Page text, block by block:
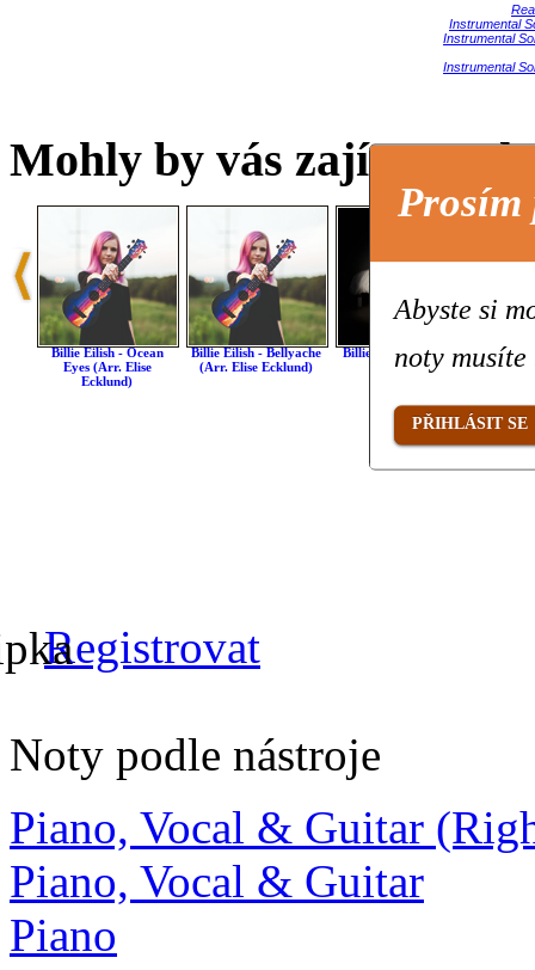
Instrumental
Instrumental
Instrumental
Mohly by vás zajímat
Billie Eilish - Ocean
Eyes (arr. Elise
Ecklund)
Billie Eilish - Bellyache
(arr. Elise Ecklund)
Billie Eilish - Bad Guy Billie
Registrovat
Noty podle nástroje
Piano, Vocal & Guitar
Piano, Vocal & Guitar
Piano
Prosím
Abyste si
noty
PŘIHLÁSIT SE